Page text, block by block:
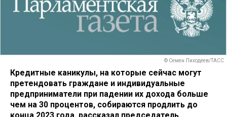
© Семен Лиходеев/ТАСС
Кредитные каникулы, на которые сейчас могут
претендовать граждане и индивидуальные
предприниматели при падении их дохода больше
чем на 30 процентов, собираются продлить до
конца 2023 года, рассказал председатель